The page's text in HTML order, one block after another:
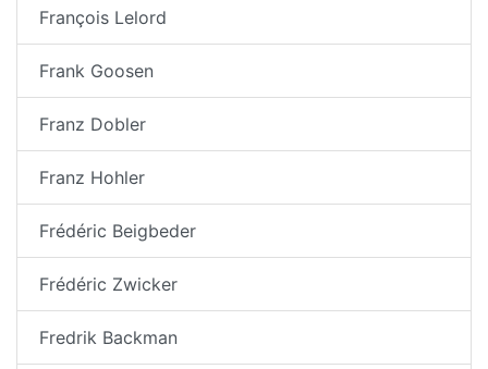
François Lelord
Frank Goosen
Franz Dobler
Franz Hohler
Frédéric Beigbeder
Frédéric Zwicker
Fredrik Backman